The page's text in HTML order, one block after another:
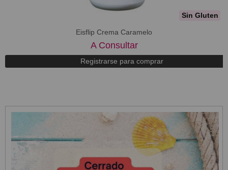
Sin Gluten
Eisflip Crema Caramelo
A Consultar
Registrarse para comprar